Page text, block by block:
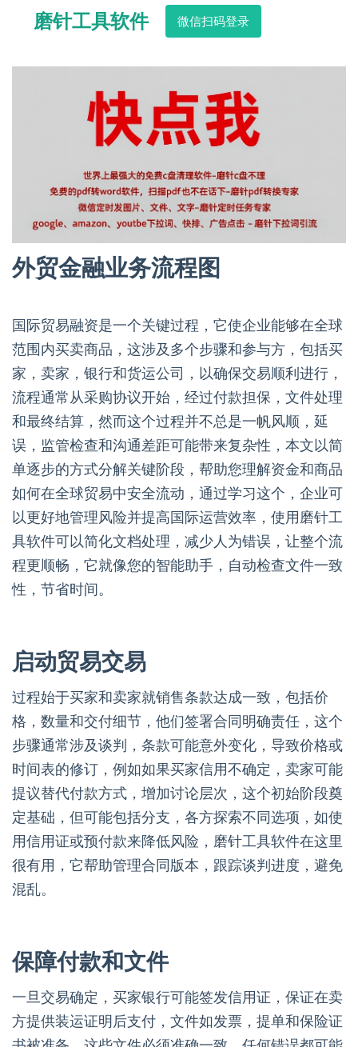
磨针工具软件 微信扫码登录
外贸金融业务流程图
国际贸易融资是一个关键过程，它使企业能够在全球
范围内买卖商品，这涉及多个步骤和参与方，包括买
家，卖家，银行和货运公司，以确保交易顺利进行，
流程通常从采购协议开始，经过付款担保，文件处理
和最终结算，然而这个过程并不总是一帆风顺，延
误，监管检查和沟通差距可能带来复杂性，本文以简
单逐步的方式分解关键阶段，帮助您理解资金和商品
如何在全球贸易中安全流动，通过学习这个，企业可
以更好地管理风险并提高国际运营效率，使用磨针工
具软件可以简化文档处理，减少人为错误，让整个流
程更顺畅，它就像您的智能助手，自动检查文件一致
性，节省时间。
启动贸易交易
过程始于买家和卖家就销售条款达成一致，包括价
格，数量和交付细节，他们签署合同明确责任，这个
步骤通常涉及谈判，条款可能意外变化，导致价格或
时间表的修订，例如如果买家信用不确定，卖家可能
提议替代付款方式，增加讨论层次，这个初始阶段奠
定基础，但可能包括分支，各方探索不同选项，如使
用信用证或预付款来降低风险，磨针工具软件在这里
很有用，它帮助管理合同版本，跟踪谈判进度，避免
混乱。
保障付款和文件
一旦交易确定，买家银行可能签发信用证，保证在卖
方提供装运证明后支付，文件如发票，提单和保险证